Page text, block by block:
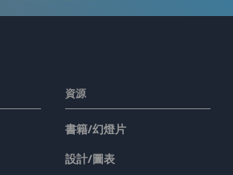
資源
書籍/幻燈片
設計/圖表